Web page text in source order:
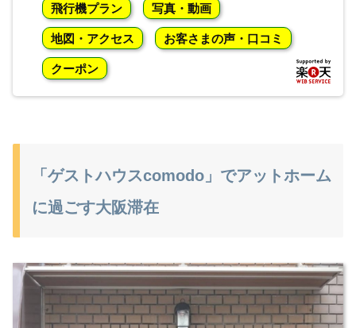
飛行機プラン 写真・動画
地図・アクセス お客さまの声・口コミ
クーポン
「ゲストハウスcomodo」でアットホーム
に過ごす大阪滞在